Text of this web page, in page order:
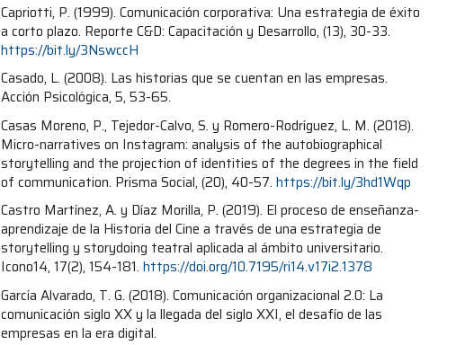
Capriotti, P. (1999). Comunicación corporativa: Una estrategia de éxito
a corto plazo. Reporte C&D: Capacitación y Desarrollo, (13), 30-33.
https://bit.ly/3NswccH
Casado, L. (2008). Las historias que se cuentan en las empresas.
Acción Psicológica, 5, 53-65.
Casas Moreno, P., Tejedor-Calvo, S. y Romero-Rodríguez, L. M. (2018).
Micro-narratives on Instagram: analysis of the autobiographical
storytelling and the projection of identities of the degrees in the field
of communication. Prisma Social, (20), 40-57.https://bit.ly/3hd1Wqp
Castro Martínez, A. y Díaz Morilla, P. (2019). El proceso de enseñanza-
aprendizaje de la Historia del Cine a través de una estrategia de
storytelling y storydoing teatral aplicada al ámbito universitario.
Icono14, 17(2), 154-181.https://doi.org/10.7195/ri14.v17i2.1378
García Alvarado, T. G. (2018). Comunicación organizacional 2.0: La
comunicación siglo XX y la llegada del siglo XXI, el desafío de las
empresas en la era digital.